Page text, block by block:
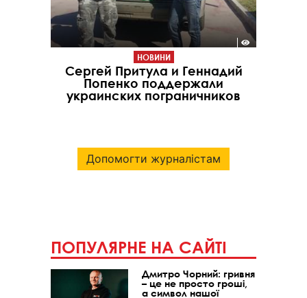
НОВИНИ
Сергей Притула и Геннадий
Попенко поддержали
украинских пограничников
Допомогти журналістам
ПОПУЛЯРНЕ НА САЙТІ
Дмитро Чорний: гривня
– це не просто гроші,
а символ нашої